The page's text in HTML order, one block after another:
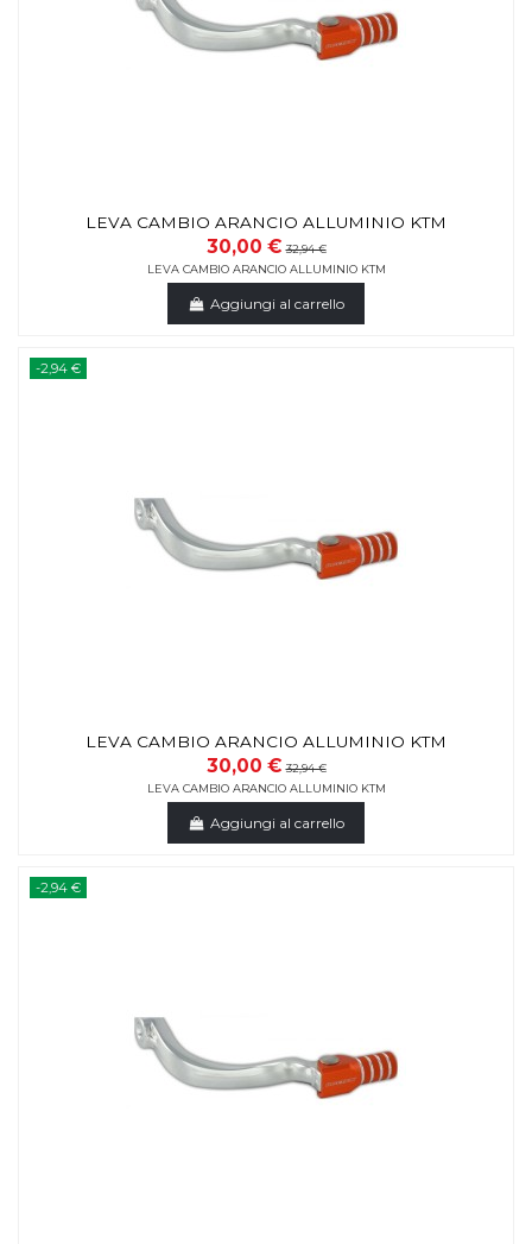
LEVA CAMBIO ARANCIO ALLUMINIO KTM
30,00 €32,94 €
LEVA CAMBIO ARANCIO ALLUMINIO KTM
Aggiungi al carrello
-2,94 €
LEVA CAMBIO ARANCIO ALLUMINIO KTM
30,00 €32,94 €
LEVA CAMBIO ARANCIO ALLUMINIO KTM
Aggiungi al carrello
-2,94 €